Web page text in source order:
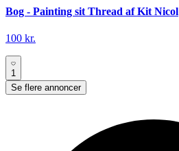
Bog - Painting sit Thread af Kit Nicol
100 kr.
1
Se flere annoncer